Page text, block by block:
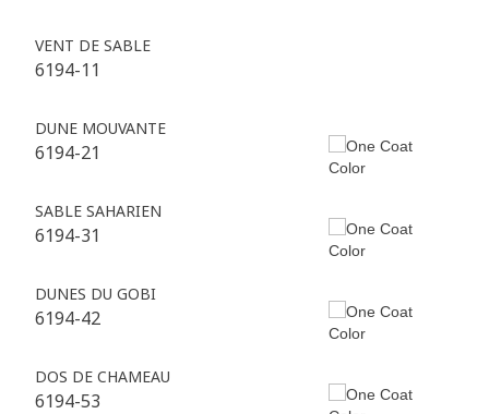
VENT DE SABLE
6194-11
DUNE MOUVANTE
6194-21
SABLE SAHARIEN
6194-31
DUNES DU GOBI
6194-42
DOS DE CHAMEAU
6194-53